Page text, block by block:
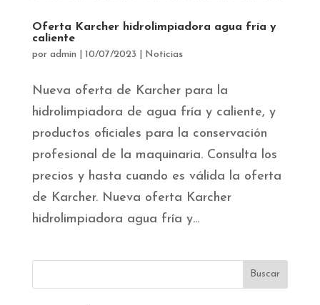
Oferta Karcher hidrolimpiadora agua fría y
caliente
por admin 10/07/2023 Noticias
Nueva oferta de Karcher para la
hidrolimpiadora de agua fría y caliente, y
productos oficiales para la conservación
profesional de la maquinaria. Consulta los
precios y hasta cuando es válida la oferta
de Karcher. Nueva oferta Karcher
hidrolimpiadora agua fría y...